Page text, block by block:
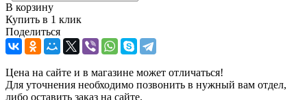
В корзину
Купить в 1 клик
Поделиться
Цена на сайте и в магазине может отличаться!
Для уточнения необходимо позвонить в нужный вам отдел,
либо оставить заказ на сайте.